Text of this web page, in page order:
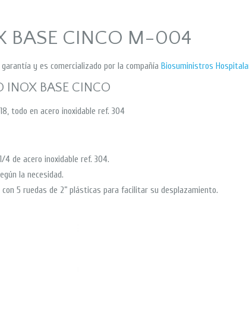
BASE CINCO M-004
garantía y es comercializado por la compañía Biosuministros
INOX BASE CINCO
todo en acero inoxidable ref. 304
4 de acero inoxidable ref. 304.
la necesidad.
con 5 ruedas de 2” plásticas para facilitar su desplazamiento.